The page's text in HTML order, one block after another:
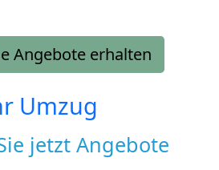
Angebote erhalten
Umzug
jetzt Angebote